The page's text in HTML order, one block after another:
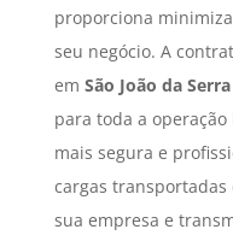
proporciona
seu negócio. A
em São João da Serra
para toda a
mais segura e
cargas
sua empresa e